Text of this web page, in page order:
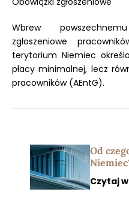
Wbrew
zgłoszeniowe
terytorium Niemiec
płacy minimalnej, lecz
pracowników (AEntG).
Od
Czytaj